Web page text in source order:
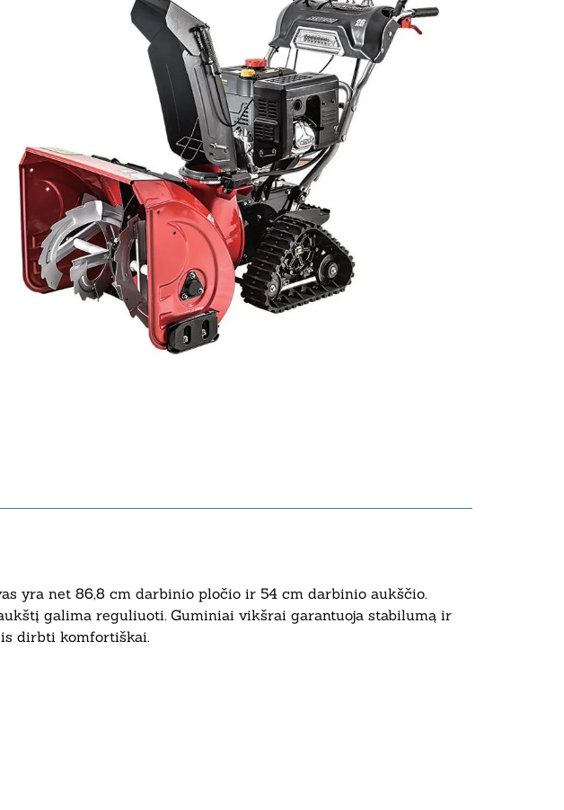
yra net 86,8 cm darbinio pločio ir 54 cm darbinio aukščio.
galima reguliuoti. Guminiai vikšrai garantuoja stabilumą ir
dirbti komfortiškai.